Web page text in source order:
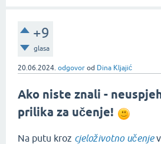
+9
glasa
20.06.2024. odgovor od Dina Kljajić
Ako niste znali -
prilika za učenje!
Na putu kroz cjeloživotno učenje